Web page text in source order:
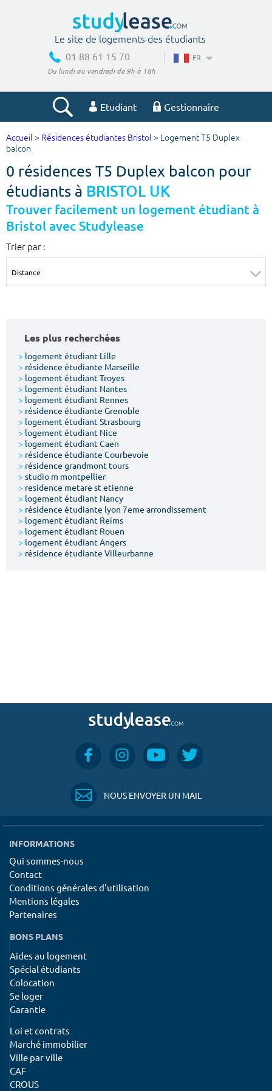
Le site de logements des étudiants
01 88 61 15 70
Du lundi au vendredi de 9h à 18h
FR
Etudiant Gestionnaire
Votre recherche
Ville, école
Budget min
€
Budget max
€
Surface min Surface max
Type de location
Votre date d'entrée
Chercher
Accueil > Résidences étudiantes Bristol > Logement T5 Duplex
balcon
0 résidences T5 Duplex balcon pour
étudiants à BRISTOL UK
Trouver facilement un logement étudiant à
Bristol avec Studylease
Trier par :
Les plus recherchées
> logement étudiant Lille
> résidence étudiante Marseille
> logement étudiant Troyes
> logement étudiant Nantes
> logement étudiant Rennes
> résidence étudiante Grenoble
> logement étudiant Strasbourg
> logement étudiant Nice
> logement étudiant Caen
> résidence étudiante Courbevoie
> résidence grandmont tours
> studio m montpellier
> residence metare st etienne
> logement étudiant Nancy
> résidence étudiante lyon 7eme arrondissement
> logement étudiant Reims
> logement étudiant Rouen
> logement étudiant Angers
> résidence étudiante Villeurbanne
NOUS ENVOYER UN MAIL
INFORMATIONS
Qui sommes-nous
Contact
Conditions générales d'utilisation
Mentions légales
Partenaires
BONS PLANS
Aides au logement
Spécial étudiants
Colocation
Se loger
Garantie
Loi et contrats
Marché immobilier
Ville par ville
CAF
CROUS